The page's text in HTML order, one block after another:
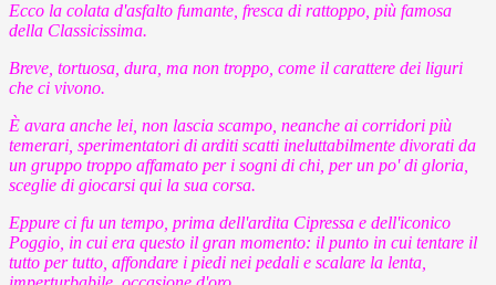
Ecco la colata d'asfalto fumante, fresca di rattoppo, più famosa
della Classicissima.
Breve, tortuosa, dura, ma non troppo, come il carattere dei liguri
che ci vivono.
È avara anche lei, non lascia scampo, neanche ai corridori più
temerari, sperimentatori di arditi scatti ineluttabilmente divorati da
un gruppo troppo affamato per i sogni di chi, per un po' di gloria,
sceglie di giocarsi qui la sua corsa.
Eppure ci fu un tempo, prima dell'ardita Cipressa e dell'iconico
Poggio, in cui era questo il gran momento: il punto in cui tentare il
tutto per tutto, affondare i piedi nei pedali e scalare la lenta,